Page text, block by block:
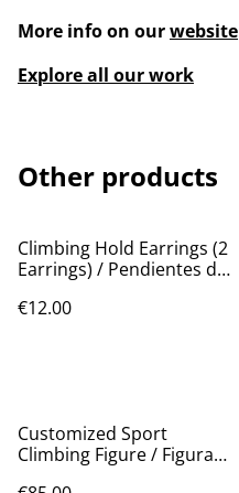
More info on ourwebsite
Explore all our work
Other products
Climbing Hold Earrings (2
Earrings) / Pendientes de
€12.00
Customized Sport
Climbing Figure / Figura